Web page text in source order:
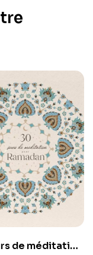
de méditation